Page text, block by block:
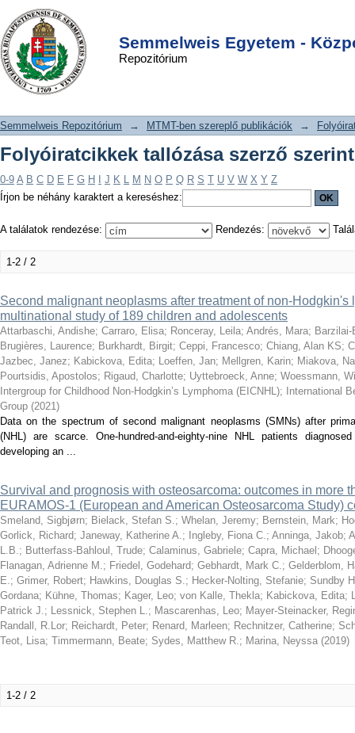
Semmelweis Egyetem -
Repozitórium
Folyóiratcikkek tallózása szerző
szerint "Kabickova, Edita"
DSpace/Manakin Repository
Semmelweis Repozitórium → MTMT-ben szereplő publikációk →
Folyóiratcikkek tallózása szerző
0-9 A B C D E F G H J K L M N O P Q R S T U V W X Y Z
Írjon be néhány karaktert a kereséshez:
A találatok rendezése: Rendezés:
1-2 / 2
Second malignant neoplasms after treatment of non-Hodgkin's
multinational study of 189 children and adolescents
Attarbaschi, Andishe; Carraro, Elisa; Ronceray, Leila; Andrés, Mara;
Brugières, Laurence; Burkhardt, Birgit; Ceppi, Francesco; Chiang, Alan KS;
Jazbec, Janez; Kabickova, Edita; Loeffen, Jan; Mellgren, Karin; Miakova,
Pourtsidis, Apostolos; Rigaud, Charlotte; Uyttebroeck, Anne; Woessmann,
Intergroup for Childhood Non-Hodgkin’s Lymphoma (EICNHL);
International
Group (2021)
Data on the spectrum of second malignant neoplasms (SMNs) after
(NHL) are scarce. One-hundred-and-eighty-nine NHL patients
developing an ...
Survival and prognosis with osteosarcoma: outcomes in more
EURAMOS-1 (European and American Osteosarcoma Study)
Smeland, Sigbjørn; Bielack, Stefan S.; Whelan, Jeremy; Bernstein, Mark;
Gorlick, Richard; Janeway, Katherine A.; Ingleby, Fiona C.; Anninga, Jakob;
L.B.; Butterfass-Bahloul, Trude; Calaminus, Gabriele; Capra, Michael ;
Flanagan, Adrienne M.; Friedel, Godehard; Gebhardt, Mark C.; Gelderblom,
E.; Grimer, Robert; Hawkins, Douglas S.; Hecker-Nolting, Stefanie; Sundby
Gordana; Kühne, Thomas; Kager, Leo; von Kalle, Thekla; Kabickova, Edita;
Patrick J.; Lessnick, Stephen L.; Mascarenhas, Leo; Mayer-Steinacker,
Randall, R.Lor; Reichardt, Peter; Renard, Marleen; Rechnitzer, Catherine;
Teot, Lisa; Timmermann, Beate; Sydes, Matthew R.; Marina, Neyssa (2019)
1-2 / 2